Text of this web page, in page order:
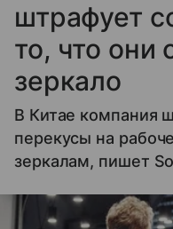
штрафует
то, что они
зеркало
В Китае компания
перекусы на
зеркалам, пишет